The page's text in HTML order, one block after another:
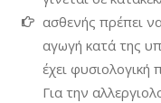
ασθενής πρέπει
αγωγή κατά της
έχει
Για την